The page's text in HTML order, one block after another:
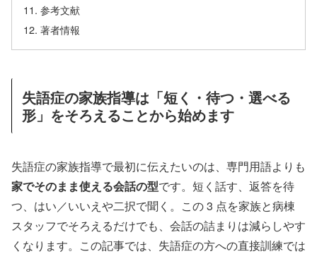
参考文献
著者情報
失語症の家族指導は「短く・待つ・選べる
形」をそろえることから始めます
失語症の家族指導で最初に伝えたいのは、専門用語よりも
家でそのまま使える会話の型です。短く話す、返答を待
つ、はい／いいえや二択で聞く。この 3 点を家族と病棟
スタッフでそろえるだけでも、会話の詰まりは減らしやす
くなります。この記事では、失語症の方への直接訓練では